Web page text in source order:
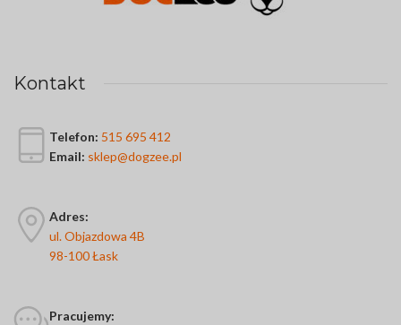
Kontakt
Telefon: 515 695 412
Email: sklep@dogzee.pl
Adres:
ul. Objazdowa 4B
98-100 Łask
Pracujemy: